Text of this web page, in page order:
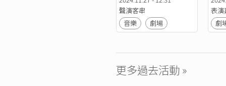
聲演客串
音樂
劇場
表演
劇
更多過去活動 »